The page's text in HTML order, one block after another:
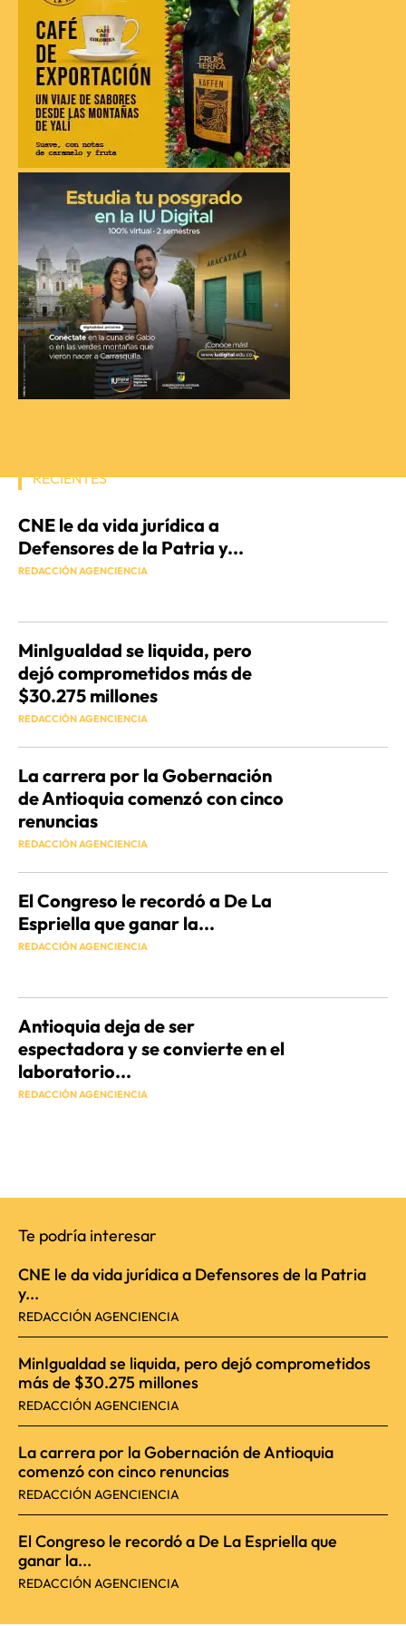
RECIENTES
CNE le da vida jurídica a
Defensores de la Patria y...
REDACCIÓN AGENCIENCIA
MinIgualdad se liquida, pero
dejó comprometidos más de
$30.275 millones
REDACCIÓN AGENCIENCIA
La carrera por la Gobernación
de Antioquia comenzó con cinco
renuncias
REDACCIÓN AGENCIENCIA
El Congreso le recordó a De La
Espriella que ganar la...
REDACCIÓN AGENCIENCIA
Antioquia deja de ser
espectadora y se convierte en el
laboratorio...
REDACCIÓN AGENCIENCIA
Te podría interesar
CNE le da vida jurídica a Defensores de la Patria
y...
REDACCIÓN AGENCIENCIA
MinIgualdad se liquida, pero dejó comprometidos
más de $30.275 millones
REDACCIÓN AGENCIENCIA
La carrera por la Gobernación de Antioquia
comenzó con cinco renuncias
REDACCIÓN AGENCIENCIA
El Congreso le recordó a De La Espriella que
ganar la...
REDACCIÓN AGENCIENCIA